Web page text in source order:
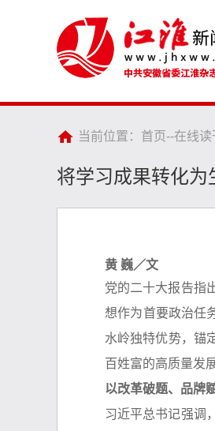
当前位置： 首页--在线读
将学习成果转化为
黄 巍／文
党的二十大报告指
想作为首要政治任
水岭独特优势，锚
百姓富的高质量发
以改革破题、品牌
习近平总书记强调